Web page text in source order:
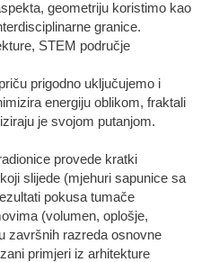
geometriju koristimo kao
granice.
STEM područje
prigodno uključujemo i
energiju oblikom, fraktali
je svojom putanjom.
provede kratki
slijede (mjehuri sapunice sa
pokusa tumače
(volumen, oplošje,
završnih razreda osnovne
primjeri iz arhitekture